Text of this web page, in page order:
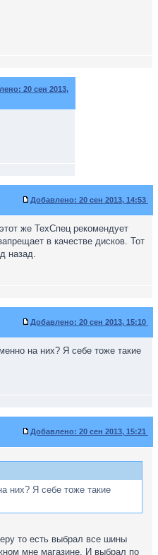
20 сен 2013,
Добавлено: 20 сен 2013, 14:53
же ТехСпец рекомендует
в качестве дисков. Тот
назад.
Добавлено: 20 сен 2013, 15:10
на них? Я себе тоже такие
Добавлено: 20 сен 2013, 15:21
них? Я себе тоже такие
то есть выбрал все шины
мне магазине. И выбрал по